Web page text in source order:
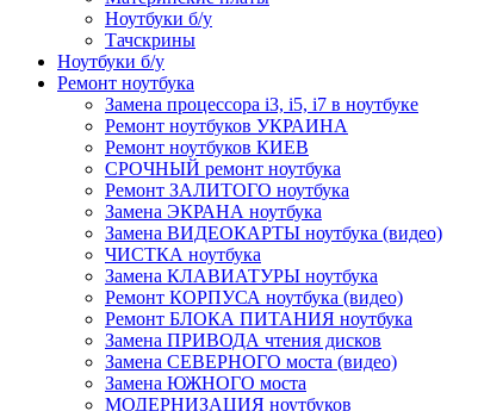
Ноутбуки б/у
Тачскрины
Ноутбуки б/у
Ремонт ноутбука
Замена процессора i3, i5, i7 в ноутбуке
Ремонт ноутбуков УКРАИНА
Ремонт ноутбуков КИЕВ
СРОЧНЫЙ ремонт ноутбука
Ремонт ЗАЛИТОГО ноутбука
Замена ЭКРАНА ноутбука
Замена ВИДЕОКАРТЫ ноутбука (видео)
ЧИСТКА ноутбука
Замена КЛАВИАТУРЫ ноутбука
Ремонт КОРПУСА ноутбука (видео)
Ремонт БЛОКА ПИТАНИЯ ноутбука
Замена ПРИВОДА чтения дисков
Замена СЕВЕРНОГО моста (видео)
Замена ЮЖНОГО моста
МОДЕРНИЗАЦИЯ ноутбуков